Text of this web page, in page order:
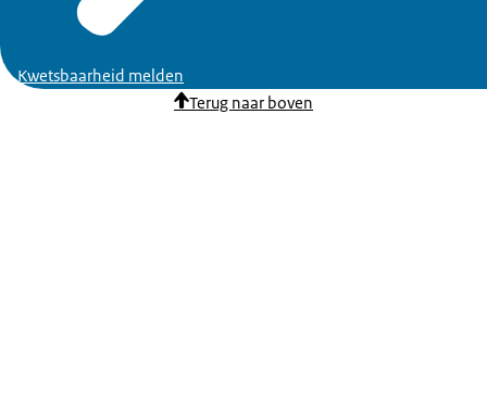
Kwetsbaarheid melden
Terug naar boven